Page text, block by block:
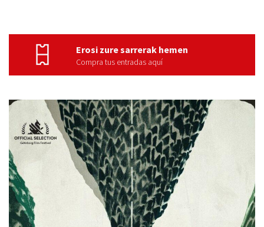
Erosi zure sarrerak hemen
Compra tus entradas aquí